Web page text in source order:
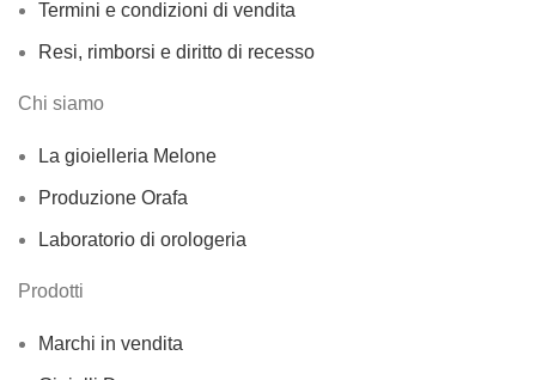
Termini e condizioni di vendita
Resi, rimborsi e diritto di recesso
Chi siamo
La gioielleria Melone
Produzione Orafa
Laboratorio di orologeria
Prodotti
Marchi in vendita